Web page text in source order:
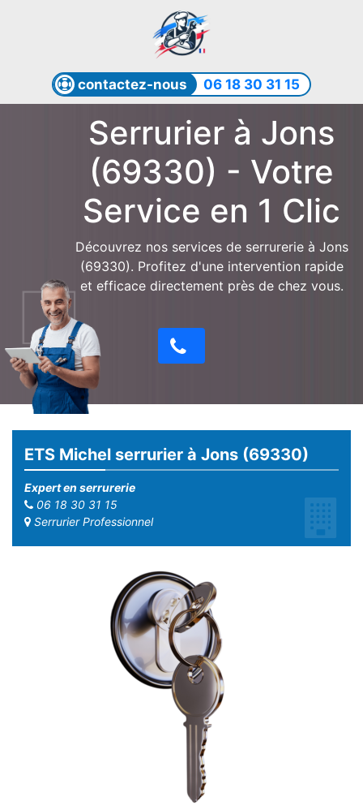
contactez-nous 06 18 30 31 15
Serrurier à Jons
(69330) - Votre
Service en 1 Clic
Découvrez nos services de serrurerie à Jons
(69330). Profitez d'une intervention rapide
et efficace directement près de chez vous.
ETS Michel serrurier à Jons (69330)
Expert en serrurerie
06 18 30 31 15
Serrurier Professionnel